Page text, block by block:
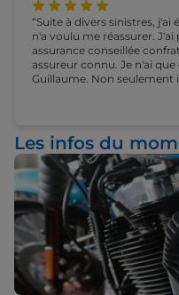
Suite à divers sinistres, j'ai
n'a voulu me réassurer.
assurance conseillée
assureur connu. Je n'ai
Guillaume. Non seulement
meilleure solution pour
je paierai encore moins
Guillaume pour votre
votre professionnalisme.
Les infos du